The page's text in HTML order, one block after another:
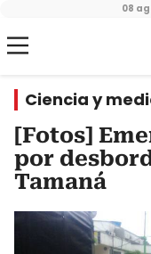
08
Ciencia y
[Fotos]
por
Tamaná